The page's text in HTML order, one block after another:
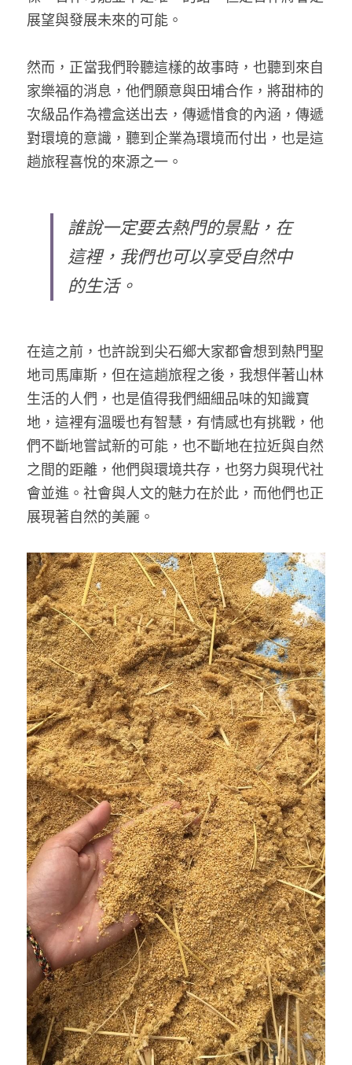
展望與發展未來的可能。
然而，正當我們聆聽這樣的故事時，也聽到來自
家樂福的消息，他們願意與田埔合作，將甜柿的
次級品作為禮盒送出去，傳遞惜食的內涵，傳遞
對環境的意識，聽到企業為環境而付出，也是這
趟旅程喜悅的來源之一。
誰說一定要去熱門的景點，在
這裡，我們也可以享受自然中
的生活。
在這之前，也許說到尖石鄉大家都會想到熱門聖
地司馬庫斯，但在這趟旅程之後，我想伴著山林
生活的人們，也是值得我們細細品味的知識寶
地，這裡有溫暖也有智慧，有情感也有挑戰，他
們不斷地嘗試新的可能，也不斷地在拉近與自然
之間的距離，他們與環境共存，也努力與現代社
會並進。社會與人文的魅力在於此，而他們也正
展現著自然的美麗。